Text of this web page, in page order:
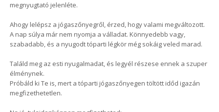
megnyugtató jelenléte.
Ahogy lelépsz a jógaszőnyegről, érzed, hogy valami megváltozott.
A nap súlya már nem nyomja a válladat. Könnyedebb vagy,
szabadabb, és a nyugodt tóparti légkör még sokáig veled marad.
Találd meg az esti nyugalmadat, és legyél részese ennek a szuper
élménynek.
Próbáld ki Te is, mert a tóparti jógaszőnyegen töltött időd igazán
megfizethetetlen.